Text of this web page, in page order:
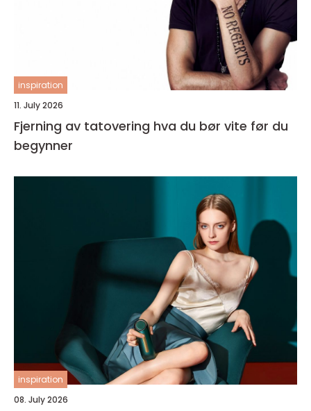
inspiration
11. July 2026
Fjerning av tatovering hva du bør vite før du
begynner
inspiration
08. July 2026